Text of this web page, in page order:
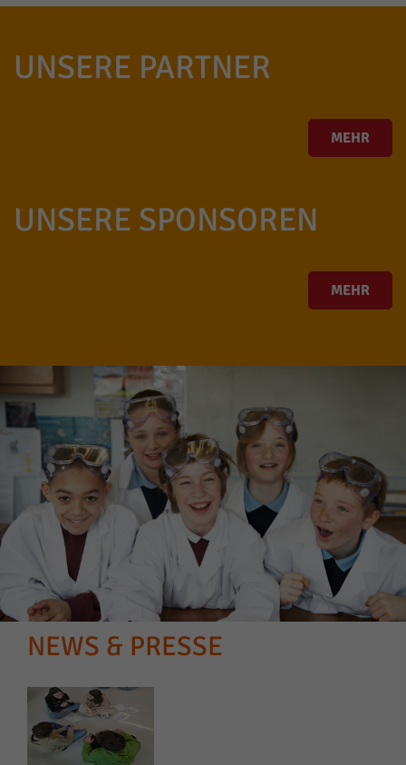
UNSERE PARTNER
MEHR
UNSERE SPONSOREN
MEHR
NEWS & PRESSE